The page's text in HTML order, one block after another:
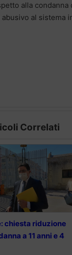
alla
al sistema
Correlati
chiesta riduzione
a 11 anni e 4